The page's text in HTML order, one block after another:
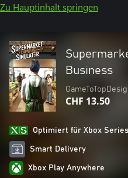
Zu Hauptinhalt springen
Business
CHF 13.50
Optimiert für Xbox
Smart Delivery
Xbox Play Anywhere